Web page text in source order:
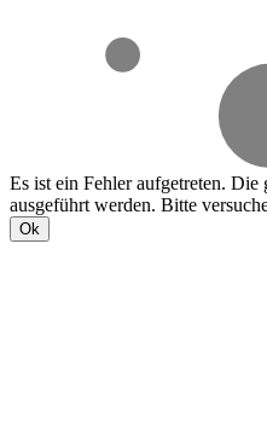
Es ist ein Fehler aufgetreten.
ausgeführt werden. Bitte
Ok